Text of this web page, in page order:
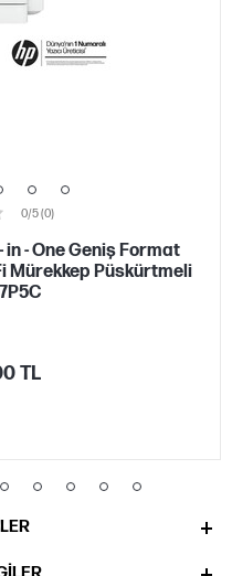
0/5 (0)
- One Geniş Format
Mürekkep Püskürtmeli
TL